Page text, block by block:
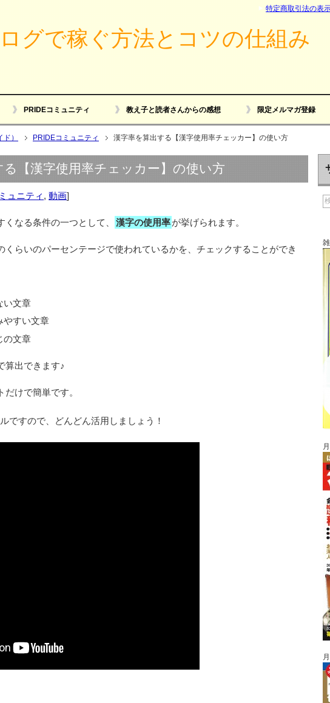
グで稼ぐ方法とコツの仕組み
PRIDEコミュニティ 教え子と読者さんからの感想 限定メルマガ登録
） PRIDEコミュニティ 漢字率を算出する【漢字使用率チェッカー】の使い方
【漢字使用率チェッカー】の使い方
ュニティ ,動画]
なる条件の一つとして、 漢字の使用率が挙げられます。
くらいのパーセンテージで使われているかを、チェックするこ­とができ
い文章
やすい文章
の文章
算出できます♪
けで簡単です。
ですので、どんどん活用しましょう！
特定商取引法の表